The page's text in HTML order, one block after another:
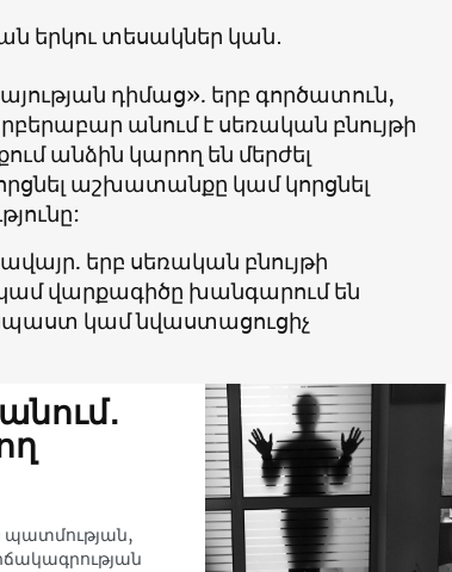
երկու տեսակներ կան․
դիմաց». երբ գործատուն,
անում է սեռական բնույթի
անձին կարող են մերժել
աշխատանքը կամ կորցնել
երբ սեռական բնույթի
վարքագիծը խանգարում են
կամ նվաստացուցիչ
պատմության,